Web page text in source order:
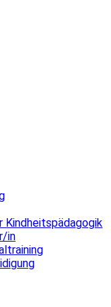
Kindheitspädagogik
in